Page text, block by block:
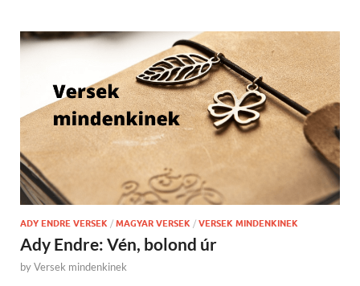
ADY ENDRE VERSEK / MAGYAR VERSEK / VERSEK MINDENKINEK
Ady Endre: Vén, bolond úr
byVersek mindenkinek